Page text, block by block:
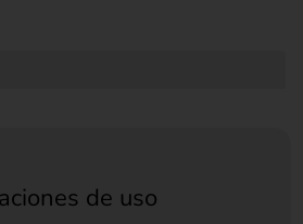
de uso